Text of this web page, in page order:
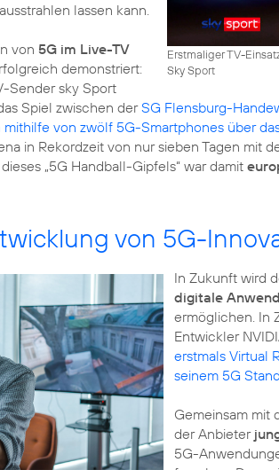
Erstmaliger TV-
Sky Sport
lassen kann.
von 5G im Live-TV
demonstriert:
Sender sky Sport
Spiel zwischen derSG Flensburg-
von zwölf 5G-Smartphones über
in Rekordzeit von nur sieben Tagen mit
dieses „5G Handball-Gipfels“ war damit
von 5G-
In Zukunft wird
digitale
ermöglichen. In
Entwickler
erstmals Virtual
seinem 5G
Gemeinsam mit
der Anbieter
5G-